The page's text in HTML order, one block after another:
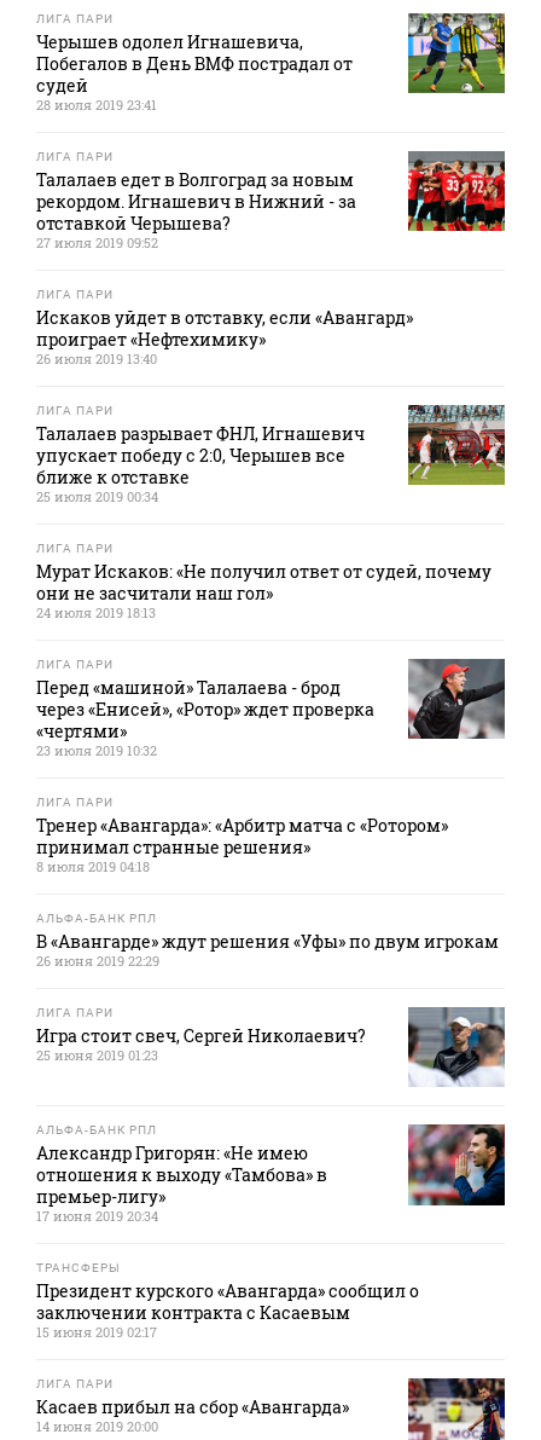
ЛИГА ПАРИ
Черышев одолел Игнашевича,
Побегалов в День ВМФ пострадал от
судей
28 июля 2019 23:41
ЛИГА ПАРИ
Талалаев едет в Волгоград за новым
рекордом. Игнашевич в Нижний - за
отставкой Черышева?
27 июля 2019 09:52
ЛИГА ПАРИ
Искаков уйдет в отставку, если «Авангард»
проиграет «Нефтехимику»
26 июля 2019 13:40
ЛИГА ПАРИ
Талалаев разрывает ФНЛ, Игнашевич
упускает победу с 2:0, Черышев все
ближе к отставке
25 июля 2019 00:34
ЛИГА ПАРИ
Мурат Искаков: «Не получил ответ от судей, почему
они не засчитали наш гол»
24 июля 2019 18:13
ЛИГА ПАРИ
Перед «машиной» Талалаева - брод
через «Енисей», «Ротор» ждет проверка
«чертями»
23 июля 2019 10:32
ЛИГА ПАРИ
Тренер «Авангарда»: «Арбитр матча с «Ротором»
принимал странные решения»
8 июля 2019 04:18
АЛЬФА-БАНК РПЛ
В «Авангарде» ждут решения «Уфы» по двум игрокам
26 июня 2019 22:29
ЛИГА ПАРИ
Игра стоит свеч, Сергей Николаевич?
25 июня 2019 01:23
АЛЬФА-БАНК РПЛ
Александр Григорян: «Не имею
отношения к выходу «Тамбова» в
премьер-лигу»
17 июня 2019 20:34
ТРАНСФЕРЫ
Президент курского «Авангарда» сообщил о
заключении контракта с Касаевым
15 июня 2019 02:17
ЛИГА ПАРИ
Касаев прибыл на сбор «Авангарда»
14 июня 2019 20:00